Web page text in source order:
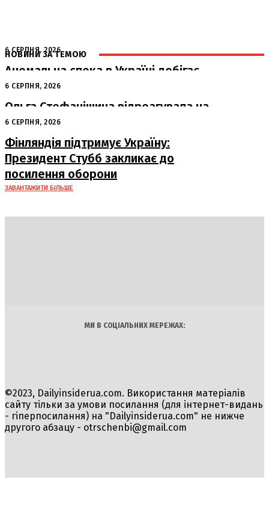
НОВИНИ ЗА ТЕМОЮ
6 СЕРПНЯ, 2026
Аномальна спека в Україні добігає
кінця: очікується похолодання
6 СЕРПНЯ, 2026
Ольга Стефанішина відреагувала на
підозри від НАБУ та САП
6 СЕРПНЯ, 2026
Фінляндія підтримує Україну:
Президент Стубб закликає до
посилення оборони
ЗАВАНТАЖИТИ БІЛЬШЕ
МИ В СОЦІАЛЬНИХ МЕРЕЖАХ:
©2023, Dailyinsiderua.com. Використання матеріалів
сайту тільки за умови посилання (для інтернет-видань
- гіперпосилання) на "Dailyinsiderua.com" не нижче
другого абзацу - otrschenbi@gmail.com